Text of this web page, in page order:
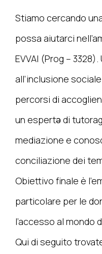
Stiamo cercando
possa aiutarci
EVVAI (Prog –
all’inclusione
percorsi di
un espertǝ di
mediazione e
conciliazione dei
Obiettivo finale è
particolare per le
l’accesso al mondo
Qui di seguito